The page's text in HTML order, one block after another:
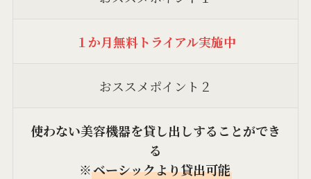
１か月無料トライアル実施中
おススメポイント２
使わない美容機器を貸し出しすることができ
る
※ベーシックより貸出可能